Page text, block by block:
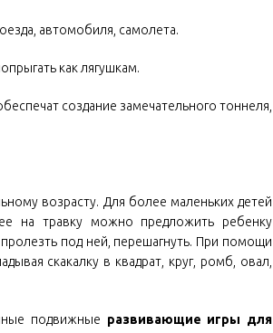
автомобиля, самолета.
как лягушкам.
создание замечательного тоннеля,
возрасту. Для более маленьких детей
на травку можно предложить ребенку
под ней, перешагнуть. При помощи
скакалку в квадрат, круг, ромб, овал,
подвижные развивающие игры для